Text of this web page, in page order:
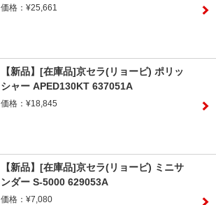
価格：¥25,661
【新品】[在庫品]京セラ(リョービ) ポリッ
シャー APED130KT 637051A
価格：¥18,845
【新品】[在庫品]京セラ(リョービ) ミニサ
ンダー S-5000 629053A
価格：¥7,080